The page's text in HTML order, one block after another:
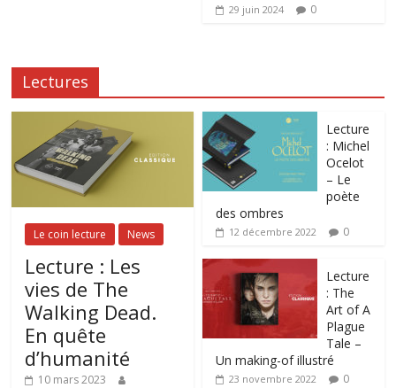
29 juin 2024 0
Lectures
Le coin lecture News
Lecture : Les
vies de The
Walking Dead.
En quête
d’humanité
10 mars 2023
Lecture
: Michel
Ocelot
– Le
poète
des ombres
12 décembre 2022 0
Lecture
: The
Art of A
Plague
Tale –
Un making-of illustré
23 novembre 2022 0